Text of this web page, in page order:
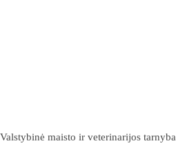
Valstybinė maisto ir veterinarijos tarnyba